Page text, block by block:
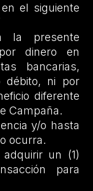
el siguiente
la presente
dinero en
bancarias,
débito, ni por
diferente
Campaña.
y/o hasta
ocurra.
un (1)
para